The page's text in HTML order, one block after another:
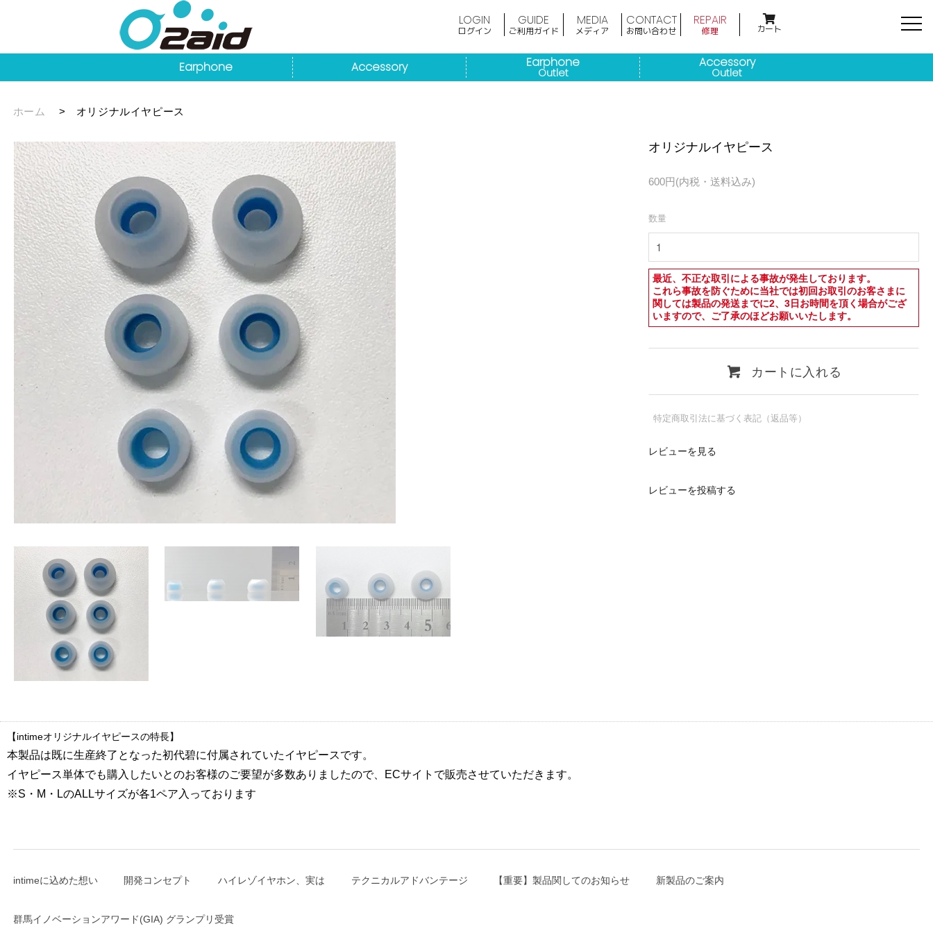
LOGIN
ログイン
GUIDE
ご利用ガイド
MEDIA
メディア
CONTACT
お問い合わせ
REPAIR
修理 カート
Earphone Accessory Earphone
Outlet
Accessory
Outlet
ホーム > オリジナルイヤピース
オリジナルイヤピース
600円(内税・送料込み)
数量
最近、不正な取引による事故が発生しております。
これら事故を防ぐために当社では初回お取引のお客さまに
関しては製品の発送までに2、3日お時間を頂く場合がござ
いますので、ご了承のほどお願いいたします。
カートに入れる
特定商取引法に基づく表記（返品等）
レビューを見る
レビューを投稿する
【intimeオリジナルイヤピースの特長】
本製品は既に生産終了となった初代碧に付属されていたイヤピースです。
イヤピース単体でも購入したいとのお客様のご要望が多数ありましたので、ECサイトで販売させていただきます。
※S・M・LのALLサイズが各1ペア入っております
intimeに込めた想い 開発コンセプト ハイレゾイヤホン、実は テクニカルアドバンテージ 【重要】製品関してのお知らせ 新製品のご案内
群馬イノベーションアワード(GIA) グランプリ受賞